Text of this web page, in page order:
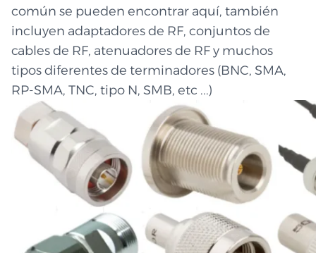
común se pueden encontrar aquí, también
incluyen adaptadores de RF, conjuntos de
cables de RF, atenuadores de RF y muchos
tipos diferentes de terminadores (BNC, SMA,
RP-SMA, TNC, tipo N, SMB, etc ...)